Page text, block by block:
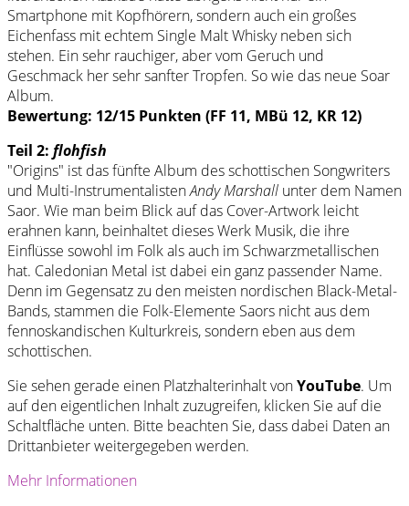
Smartphone mit Kopfhörern, sondern auch ein großes
Eichenfass mit echtem Single Malt Whisky neben sich
stehen. Ein sehr rauchiger, aber vom Geruch und
Geschmack her sehr sanfter Tropfen. So wie das neue Soar
Album.
Bewertung: 12/15 Punkten (FF 11, MBü 12, KR 12)
Teil 2: flohfish
"Origins" ist das fünfte Album des schottischen Songwriters
und Multi-InstrumentalistenAndy Marshall unter dem Namen
Saor. Wie man beim Blick auf das Cover-Artwork leicht
erahnen kann, beinhaltet dieses Werk Musik, die ihre
Einflüsse sowohl im Folk als auch im Schwarzmetallischen
hat. Caledonian Metal ist dabei ein ganz passender Name.
Denn im Gegensatz zu den meisten nordischen Black-Metal-
Bands, stammen die Folk-Elemente Saors nicht aus dem
fennoskandischen Kulturkreis, sondern eben aus dem
schottischen.
Sie sehen gerade einen Platzhalterinhalt vonYouTube. Um
auf den eigentlichen Inhalt zuzugreifen, klicken Sie auf die
Schaltfläche unten. Bitte beachten Sie, dass dabei Daten an
Drittanbieter weitergegeben werden.
Mehr Informationen